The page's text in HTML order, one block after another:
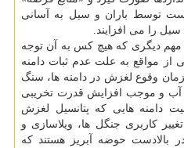
توسط باران و سیل به آسانی
را می افزایند.
مهم دیگری که هیچ کس به آن توجه
مواقع به علت عدم ثبات دامنه
وقوع لغزش در دامنه ها، سنگ
آب و موجب افزایش قدرت تخریبی
دامنه هایی که پتانسیل لغزش
کاربری جنگل ها، ویلاسازی و
بالادست حوضه آبریز هستند که